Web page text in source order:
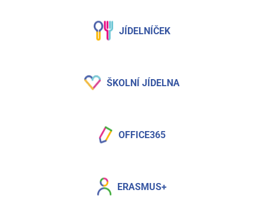
JÍDELNÍČEK
ŠKOLNÍ JÍDELNA
OFFICE365
ERASMUS+